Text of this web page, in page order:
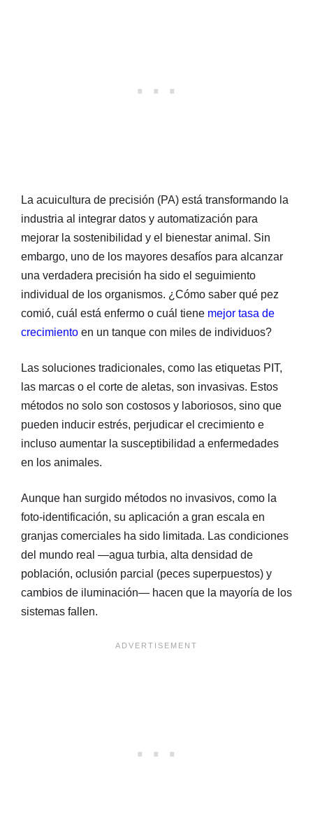
La acuicultura de precisión (PA) está transformando la
industria al integrar datos y automatización para
mejorar la sostenibilidad y el bienestar animal. Sin
embargo, uno de los mayores desafíos para alcanzar
una verdadera precisión ha sido el seguimiento
individual de los organismos. ¿Cómo saber qué pez
comió, cuál está enfermo o cuál tiene mejor tasa de
crecimiento en un tanque con miles de individuos?
Las soluciones tradicionales, como las etiquetas PIT,
las marcas o el corte de aletas, son invasivas. Estos
métodos no solo son costosos y laboriosos, sino que
pueden inducir estrés, perjudicar el crecimiento e
incluso aumentar la susceptibilidad a enfermedades
en los animales.
Aunque han surgido métodos no invasivos, como la
foto-identificación, su aplicación a gran escala en
granjas comerciales ha sido limitada. Las condiciones
del mundo real —agua turbia, alta densidad de
población, oclusión parcial (peces superpuestos) y
cambios de iluminación— hacen que la mayoría de los
sistemas fallen.